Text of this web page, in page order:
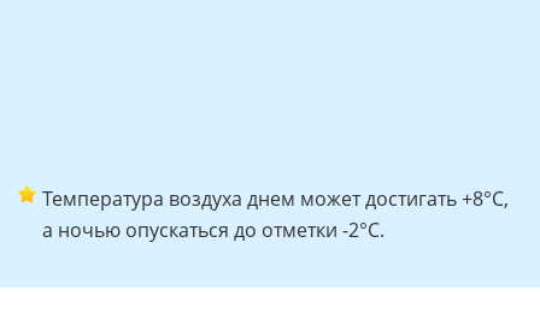
Температура воздуха днем может достигать +8°C,
а ночью опускаться до отметки -2°C.